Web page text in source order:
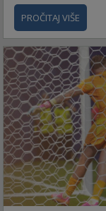
PROČITAJ VIŠE